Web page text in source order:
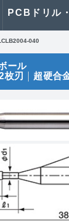
PCBドリル
に関するお問い
カタログ
040
ール
枚刃 超硬合